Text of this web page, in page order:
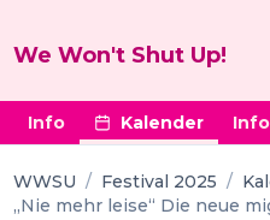
We Won't Shut Up!
Info Kalender
WWSU / Festival 2025 /
„Nie mehr leise“ Die neue